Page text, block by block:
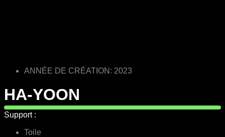
ANNÉE DE CRÉATION: 2023
HA-YOON
Support :
Toile